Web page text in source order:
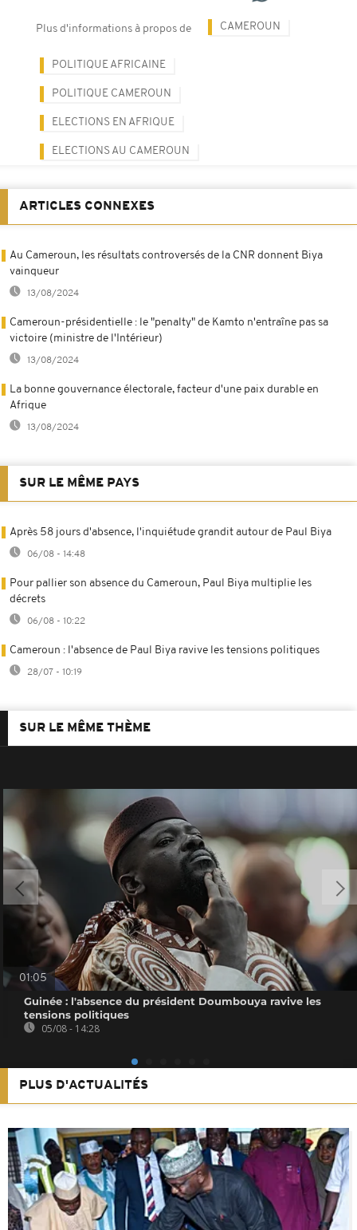
Plus d'informations à propos de CAMEROUN
POLITIQUE AFRICAINE
POLITIQUE CAMEROUN
ELECTIONS EN AFRIQUE
ELECTIONS AU CAMEROUN
ARTICLES CONNEXES
Au Cameroun, les résultats controversés de la CNR donnent Biya
vainqueur
13/08/2024
Cameroun-présidentielle : le "penalty" de Kamto n'entraîne pas sa
victoire (ministre de l'Intérieur)
13/08/2024
La bonne gouvernance électorale, facteur d'une paix durable en
Afrique
13/08/2024
SUR LE MÊME PAYS
Après 58 jours d'absence, l'inquiétude grandit autour de Paul Biya
06/08 - 14:48
Pour pallier son absence du Cameroun, Paul Biya multiplie les
décrets
06/08 - 10:22
Cameroun : l'absence de Paul Biya ravive les tensions politiques
28/07 - 10:19
SUR LE MÊME THÈME
01:05
Guinée : l'absence du président Doumbouya ravive les
tensions politiques
05/08 - 14:28
PLUS D'ACTUALITÉS